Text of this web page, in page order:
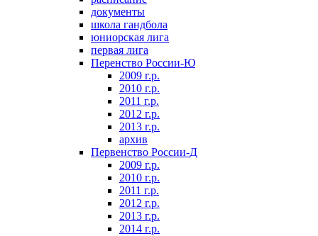
документы
школа гандбола
юниорская лига
первая лига
Перенство России-Ю
2009 г.р.
2010 г.р.
2011 г.р.
2012 г.р.
2013 г.р.
архив
Первенство России-Д
2009 г.р.
2010 г.р.
2011 г.р.
2012 г.р.
2013 г.р.
2014 г.р.